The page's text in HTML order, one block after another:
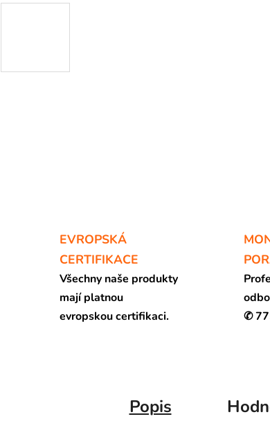
EVROPSKÁ
CERTIFIKACE
Všechny naše produkty
mají platnou
evropskou certifikaci.
✆
Popis